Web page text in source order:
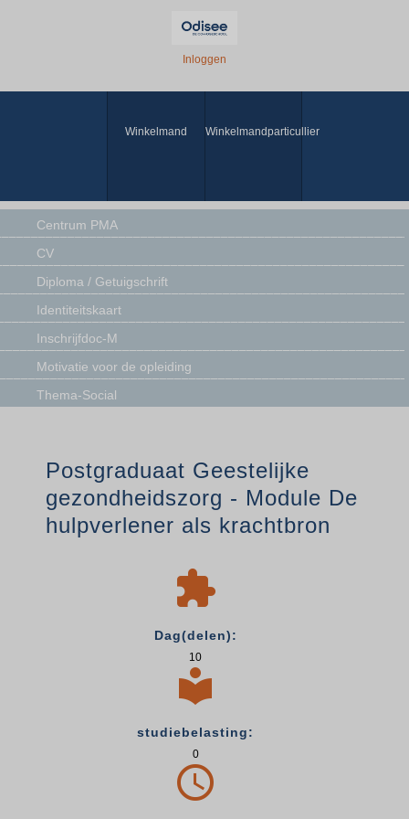
Inloggen
Winkelmand Winkelmandparticullier
Centrum PMA
CV
Diploma / Getuigschrift
Identiteitskaart
Inschrijfdoc-M
Motivatie voor de opleiding
Thema-Social
Postgraduaat Geestelijke
gezondheidszorg - Module De
hulpverlener als krachtbron

Dag(delen):
10

studiebelasting:
0
